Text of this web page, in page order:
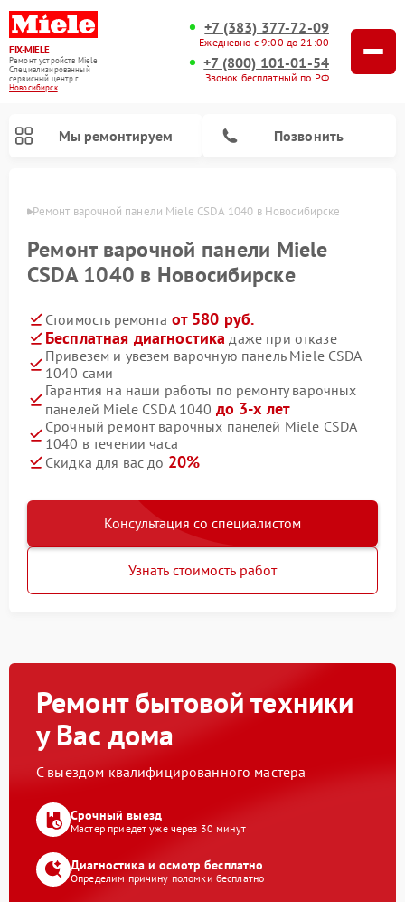
FIX-MIELE
Ремонт устройств Miele
Специализированный
cервисный центр г.
Новосибирск
+7 (383) 377-72-09
Ежедневно с 9:00 до 21:00
+7 (800) 101-01-54
Звонок бесплатный по РФ
Мы ремонтируем Позвонить
Ремонт варочной панели Miele CSDA 1040 в Новосибирске
Ремонт варочной панели Miele
CSDA 1040 в Новосибирске
Стоимость ремонта от 580 руб.
Бесплатная диагностика даже при отказе
Привезем и увезем варочную панель Miele CSDA
1040 сами
Гарантия на наши работы по ремонту варочных
панелей Miele CSDA 1040 до 3-х лет
Срочный ремонт варочных панелей Miele CSDA
1040 в течении часа
Скидка для вас до 20%
Консультация со специалистом
Узнать стоимость работ
Ремонт бытовой техники
у Вас дома
С выездом квалифицированного мастера
Срочный выезд
Мастер приедет уже через 30 минут
Диагностика и осмотр бесплатно
Определим причину поломки бесплатно